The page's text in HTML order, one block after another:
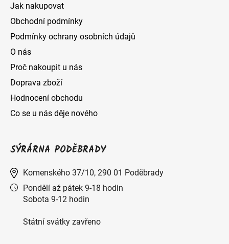
Jak nakupovat
Obchodní podmínky
Podmínky ochrany osobních údajů
O nás
Proč nakoupit u nás
Doprava zboží
Hodnocení obchodu
Co se u nás děje nového
SÝRÁRNA PODĚBRADY
Komenského 37/10, 290 01 Poděbrady
Pondělí až pátek 9-18 hodin
Sobota 9-12 hodin
Státní svátky zavřeno